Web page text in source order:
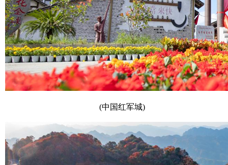
(中国红军城)